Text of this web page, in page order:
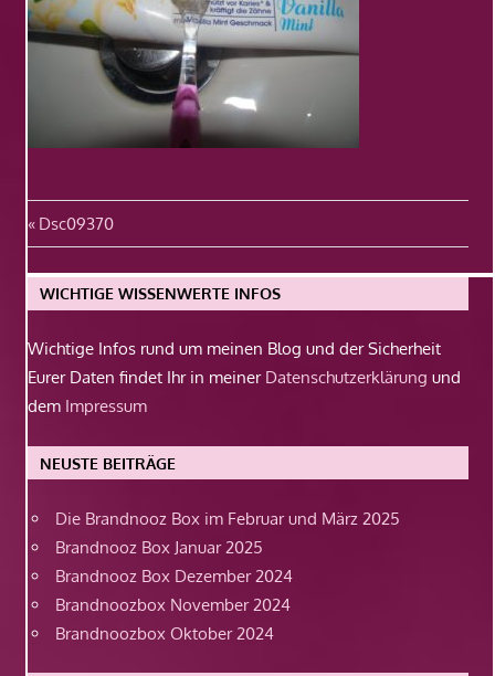
Beitragsnavigation
Vorheriger
Beitrag:
Dsc09370
WICHTIGE WISSENWERTE INFOS
Wichtige Infos rund um meinen Blog und der Sicherheit
Eurer Daten findet Ihr in meiner Datenschutzerklärung und
dem Impressum
NEUSTE BEITRÄGE
Die Brandnooz Box im Februar und März 2025
Brandnooz Box Januar 2025
Brandnooz Box Dezember 2024
Brandnoozbox November 2024
Brandnoozbox Oktober 2024